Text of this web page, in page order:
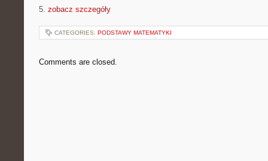
5. zobacz szczegóły
CATEGORIES: PODSTAWY MATEMATYKI
Comments are closed.